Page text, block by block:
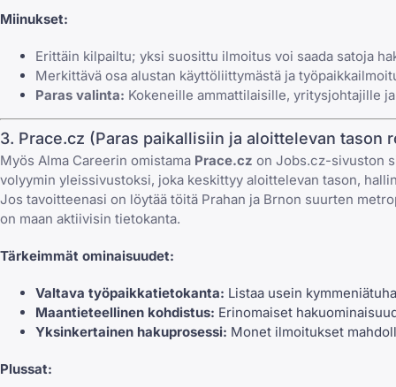
Miinukset:
Erittäin kilpailtu; yksi suosittu ilmoitus voi saada satoja
Merkittävä osa alustan käyttöliittymästä ja
Paras valinta: Kokeneille ammattilaisille, yritysjohtajille
3. Prace.cz (Paras paikallisiin ja aloittelevan tason
Myös Alma Careerin omistama Prace.cz on Jobs.cz-sivuston
volyymin yleissivustoksi, joka keskittyy aloittelevan tason,
Jos tavoitteenasi on löytää töitä Prahan ja Brnon suurten
on maan aktiivisin tietokanta.
Tärkeimmät ominaisuudet:
Valtava työpaikkatietokanta: Listaa usein
Maantieteellinen kohdistus: Erinomaiset
Yksinkertainen hakuprosessi: Monet ilmoitukset
Plussat: